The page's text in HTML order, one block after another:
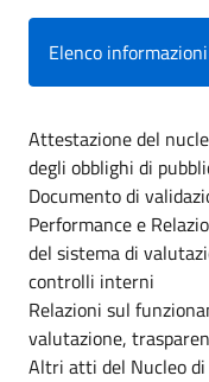
Elenco informazioni
Attestazione del
degli obblighi di
Documento di
Performance e
del sistema di
controlli interni
Relazioni sul
valutazione,
Altri atti del Nucleo